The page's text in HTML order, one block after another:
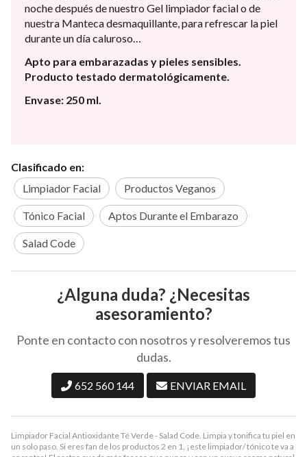
Limpiador Facial Antioxidante Té Verde - Salad Code. Limpia y tonifica tu piel en
un solo paso. Si eres fan de los productos 2 en 1, ¡este limpiador/ tónico te va a
noche después de nuestro Gel limpiador facial o de
nuestra Manteca desmaquillante, para refrescar la piel
durante un día caluroso…
Apto para embarazadas y pieles sensibles.
Producto testado dermatológicamente.
Envase: 250 ml.
Clasificado en:
Limpiador Facial
Productos Veganos
Tónico Facial Aptos Durante el Embarazo
Salad Code
¿Alguna duda? ¿Necesitas
asesoramiento?
Ponte en contacto con nosotros y resolveremos tus
dudas.
652 560 144 ENVIAR EMAIL